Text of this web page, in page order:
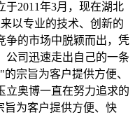
2011年3月，现在湖北
以专业的技术、创新的
争的市场中脱颖而出，凭
公司迅速走出自己的一条
宗旨为客户提供方便、
立奥博一直在努力追求的
旨为客户提供方便、快